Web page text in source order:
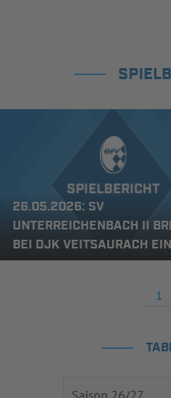
26.05.2026: SV
UNTERREICHENBACH II
BEI DJK VEITSAURACH EIN
1